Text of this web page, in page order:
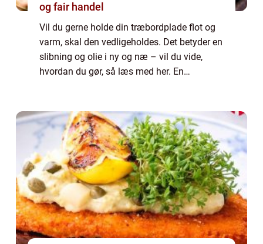
og fair handel
Vil du gerne holde din træbordplade flot og
varm, skal den vedligeholdes. Det betyder en
slibning og olie i ny og næ – vil du vide,
hvordan du gør, så læs med her. En